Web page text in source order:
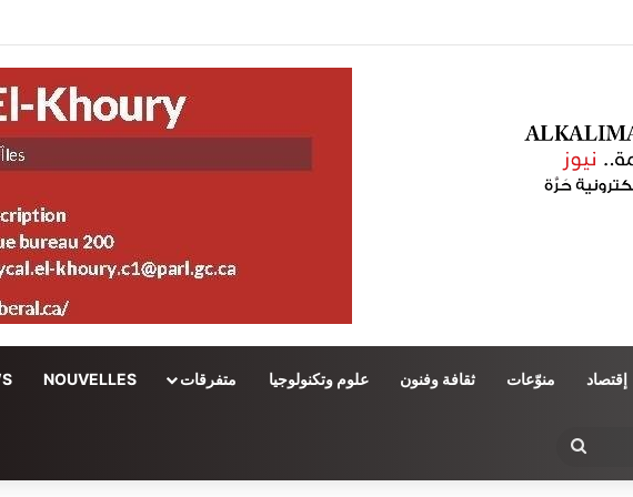
إقتصاد منوّعات ثقافة وفنون علوم وتكنولوجيا متفرقات NOUVELLES
عن